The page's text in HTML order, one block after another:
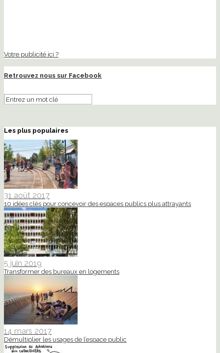
Votre publicité ici ?
Retrouvez nous sur Facebook
Les plus populaires
31 août 2017
10 idées clés pour concevoir des espaces publics plus attrayants
5 juin 2019
Transformer des bureaux en logements
14 mars 2017
Démultiplier les usages de l’espace public